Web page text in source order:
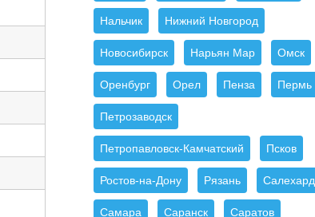
Нальчик Нижний Новгород
Новосибирск Нарьян Мар Омск
Оренбург Орел Пенза Пермь
Петрозаводск
Петропавловск-Камчатский Псков
Ростов-на-Дону Рязань Салехард
Самара Саранск Саратов